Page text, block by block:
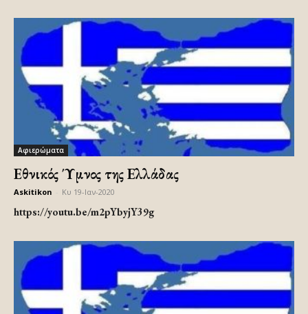
Αφιερώματα
Εθνικός Ύμνος της Ελλάδας
Askitikon Κυ 19-Ιαν-2020
https://youtu.be/m2pYbyjY39g